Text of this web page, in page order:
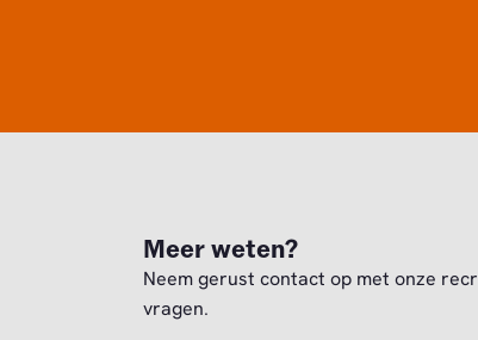
Meer weten?
Neem gerust contact op met onze
vragen.